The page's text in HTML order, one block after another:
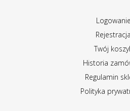
Logowanie
Rejestracja
Twój
Historia
Regulamin
Polityka